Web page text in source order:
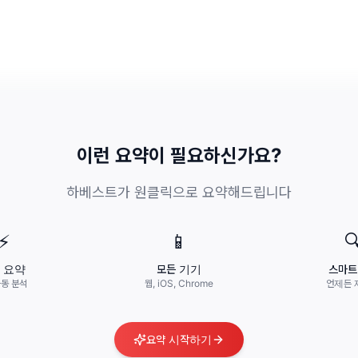
이런 요약이 필요하신가요?
하베스트가 원클릭으로 요약해드립니다
요약
분석
📱
모든 기기
웹, iOS, Chrome
스마
언제든
요약 시작하기